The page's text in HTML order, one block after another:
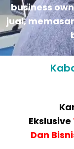
business
jual,
Ekslusive
Dan